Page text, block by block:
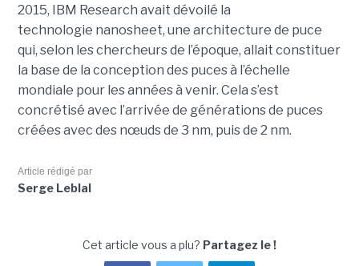
2015, IBM Research avait dévoilé la
technologie nanosheet, une architecture de puce
qui, selon les chercheurs de l’époque, allait constituer
la base de la conception des puces à l’échelle
mondiale pour les années à venir. Cela s’est
concrétisé avec l’arrivée de générations de puces
créées avec des nœuds de 3 nm, puis de 2 nm.
Article rédigé par
Serge Leblal
Cet article vous a plu? Partagez le !